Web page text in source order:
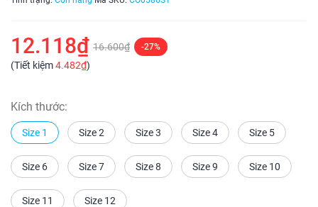
12.118₫ 16.600₫ -27%
(Tiết kiệm4.482₫)
Kích thước:
Size 1 Size 2 Size 3 Size 4 Size 5
Size 6 Size 7 Size 8 Size 9 Size 10
Size 11 Size 12